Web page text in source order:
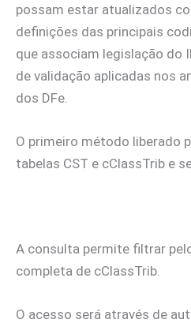
possam estar atualizados
definições das principais
que associam legislação do
de validação aplicadas nos
dos DFe.
O primeiro método liberado
tabelas CST e cClassTrib e
A consulta permite filtrar
completa de cClassTrib.
O acesso será através de